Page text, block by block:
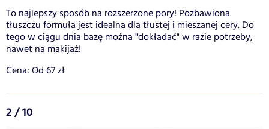
To najlepszy sposób na rozszerzone pory! Pozbawiona
tłuszczu formuła jest idealna dla tłustej i mieszanej cery. Do
tego w ciągu dnia bazę można "dokładać" w razie potrzeby,
nawet na makijaż!
Cena: Od 67 zł
2 / 10